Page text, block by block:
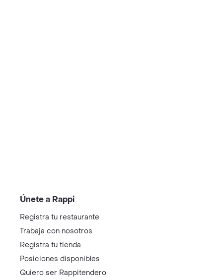
Únete a Rappi
Registra tu restaurante
Trabaja con nosotros
Registra tu tienda
Posiciones disponibles
Quiero ser Rappitendero